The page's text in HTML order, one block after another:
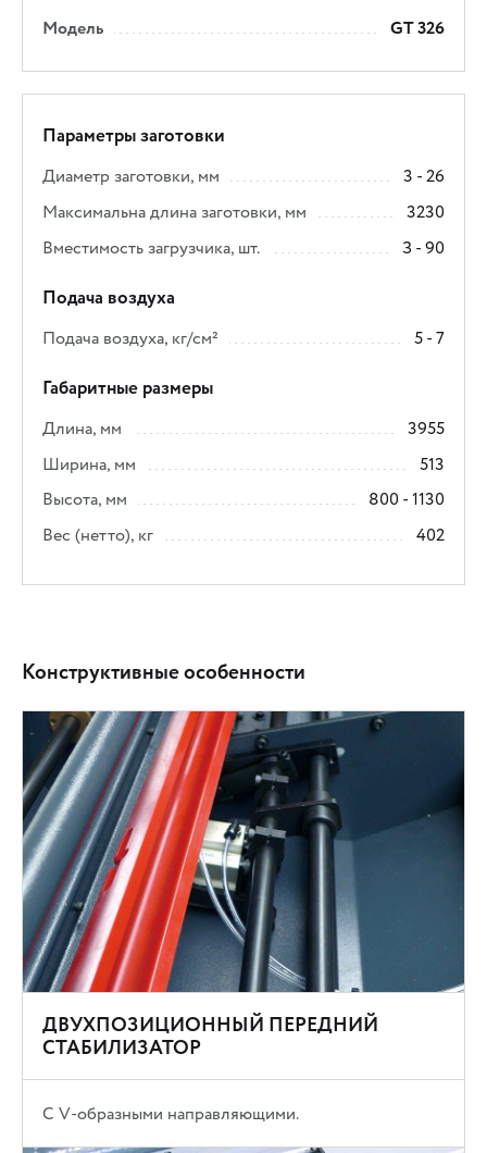
Модель GT 326
Параметры заготовки
Диаметр заготовки, мм
3 - 26
Максимальна длина заготовки, мм
3230
Вместимость загрузчика, шт.
З - 90
Подача воздуха
Подача воздуха, кг/см² 5 - 7
Габаритные размеры
Длина, мм
3955
Ширина, мм
513
Высота, мм
800 - 1130
Вес (нетто), кг
402
Конструктивные особенности
ДВУХПОЗИЦИОННЫЙ ПЕРЕДНИЙ
СТАБИЛИЗАТОР
С V-образными направляющими.